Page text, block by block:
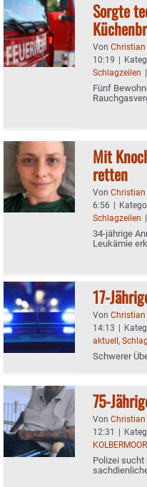
Sorgte
Von Christian
10:19 |
Schlagzeilen |
Fünf
Mit
retten
Von Christian
6:56 |
Schlagzeilen |
34-jährige
Leukämie
17-
Von Christian
14:13 |
aktuell,
Schwerer
75-
Von Christian
12:31 |
KOLBERMOOR
Polizei sucht